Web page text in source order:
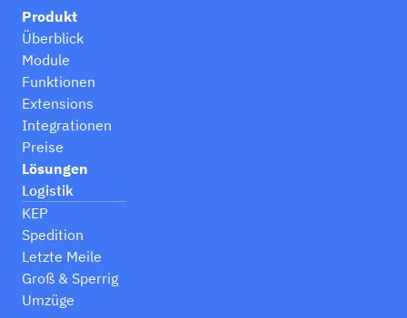
Produkt
Überblick
Module
Funktionen
Extensions
Integrationen
Preise
Lösungen
Logistik
KEP
Spedition
Letzte Meile
Groß & Sperrig
Umzüge